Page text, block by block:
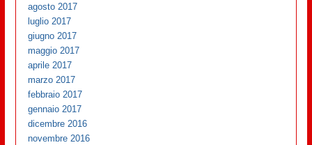
agosto 2017
luglio 2017
giugno 2017
maggio 2017
aprile 2017
marzo 2017
febbraio 2017
gennaio 2017
dicembre 2016
novembre 2016